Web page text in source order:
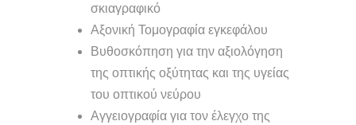
σκιαγραφικό
Αξονική Τομογραφία εγκεφάλου
Βυθοσκόπηση για την αξιολόγηση
της οπτικής οξύτητας και της υγείας
του οπτικού νεύρου
Αγγειογραφία για τον έλεγχο της